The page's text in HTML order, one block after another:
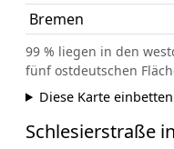
Bremen
99 % liegen in den
fünf ostdeutschen
Diese Karte
Schlesierstraße